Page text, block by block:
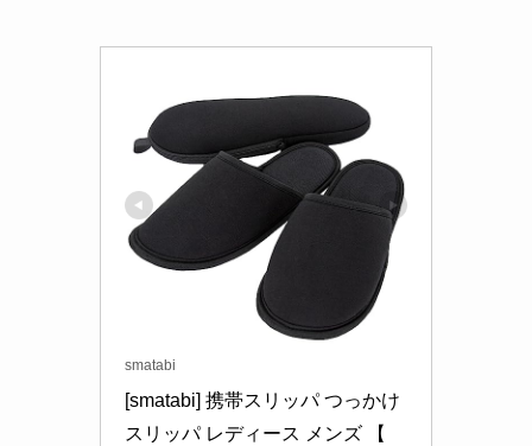
smatabi
[smatabi] 携帯スリッパ つっかけ
スリッパ レディース メンズ 【